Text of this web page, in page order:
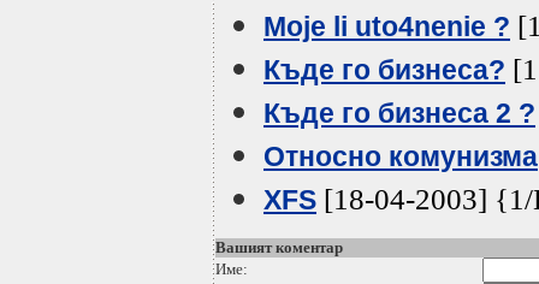
Moje li uto4nenie ?
Къде го бизнеса?
Къде го бизнеса 2 ?
Относно комунизма
XFS [18-04-2003] {1/
Вашият коментар
Име: